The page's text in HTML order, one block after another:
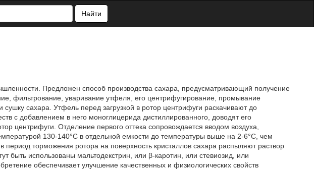
Найти
Предложен способ производства сахара, предусматривающий получение
фильтрование, уваривание утфеля, его центрифугирование, промывание
сушку сахара. Утфель перед загрузкой в ротор центрифуги раскачивают до
с добавлением в него моноглицерида дистиллированного, доводят его
центрифуги. Отделение первого оттека сопровождается вводом воздуха,
130-140°С в отдельной емкости до температуры выше на 2-6°С, чем
период торможения ротора на поверхность кристаллов сахара распыляют раствор
быть использованы мальтодекстрин, или β-каротин, или стевиозид, или
обеспечивает улучшение качественных и физиологических свойств